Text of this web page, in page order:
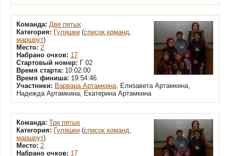
Команда: Две пятых
Категория: Гуляшки (список команд,
маршрут)
Место: 2
Набрано очков: 17
Стартовый номер: Г 02
Время старта: 10:02:00
Время финиша: 19:54:46
Участники: Варвара Артамкина, Елизавета Артамкина,
Надежда Артамкина, Екатерина Артамкина
Команда: Три пятых
Категория: Гуляшки (список команд,
маршрут)
Место: 2
Набрано очков: 17